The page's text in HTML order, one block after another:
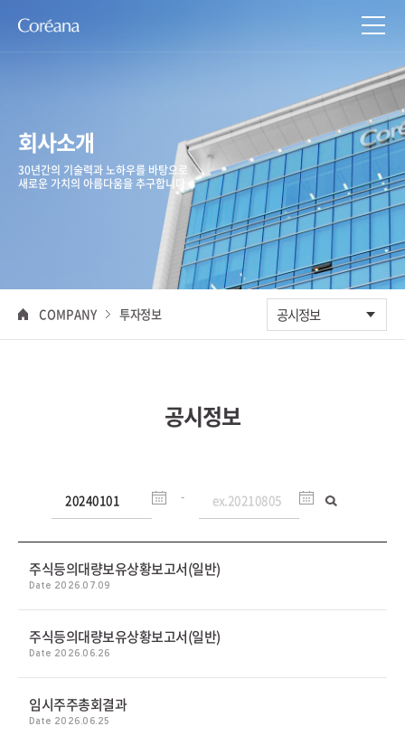
회사소개
30년간의 기술력과 노하우를 바탕으로
새로운 가치의 아름다움을 추구합니다
COMPANY 투자정보
-
주식등의대량보유상황보고서(일반)
Date 2026.07.09
주식등의대량보유상황보고서(일반)
Date 2026.06.26
임시주주총회결과
Date 2026.06.25